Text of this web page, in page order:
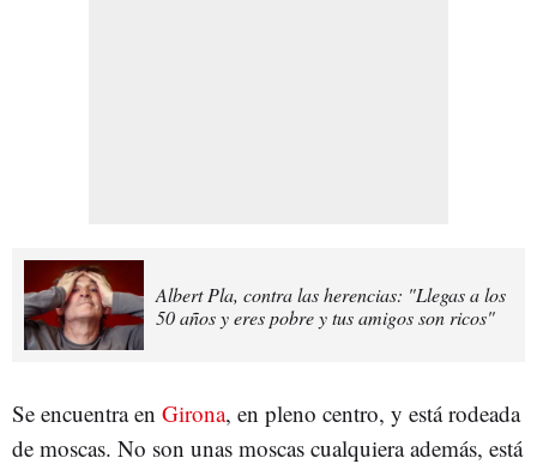
Albert Pla, contra las herencias: "Llegas a los
50 años y eres pobre y tus amigos son ricos"
Se encuentra en Girona, en pleno centro, y está rodeada
de moscas. No son unas moscas cualquiera además, está